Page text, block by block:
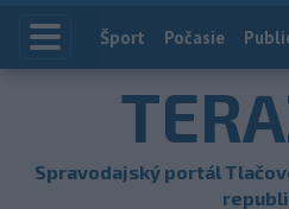
Index
Šport Počasie
Spravodajský portál